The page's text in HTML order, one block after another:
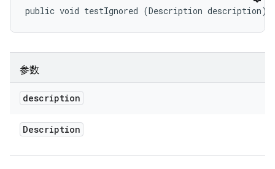
public void testIgnored (Description description)
参数
description
Description